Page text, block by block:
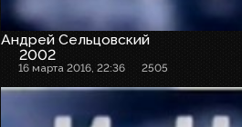
Андрей Сельцовский
2002
16 марта 2016, 22:36 2505